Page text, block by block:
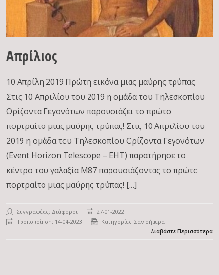
Απρίλιος
10 Απρίλη 2019 Πρώτη εικόνα μιας μαύρης τρύπας
Στις 10 Απριλίου του 2019 η ομάδα του Τηλεσκοπίου
Ορίζοντα Γεγονότων παρουσιάζει το πρώτο
πορτραίτο μιας μαύρης τρύπας! Στις 10 Απριλίου του
2019 η ομάδα του Τηλεσκοπίου Ορίζοντα Γεγονότων
(Event Horizon Telescope – EHT) παρατήρησε το
κέντρο του γαλαξία Μ87 παρουσιάζοντας το πρώτο
πορτραίτο μιας μαύρης τρύπας! […]
Συγγραφέας: Διάφοροι
27-01-2022
Τροποποίηση: 14-04-2023
Κατηγορίες:Σαν σήμερα
Διαβάστε Περισσότερα